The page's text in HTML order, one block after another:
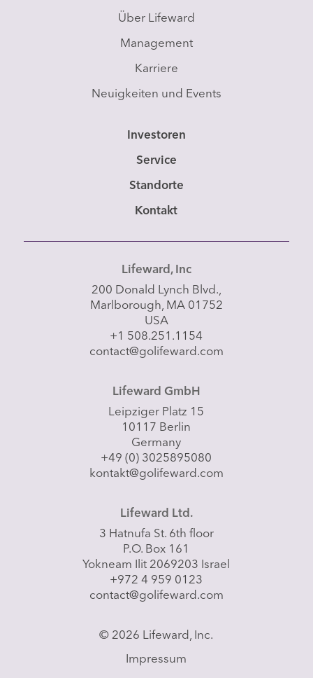
Über Lifeward
Management
Karriere
Neuigkeiten und Events
Investoren
Service
Standorte
Kontakt
Lifeward, Inc
200 Donald Lynch Blvd.,
Marlborough, MA 01752
USA
+1 508.251.1154
contact@golifeward.com
Lifeward GmbH
Leipziger Platz 15
10117 Berlin
Germany
+49 (0) 3025895080
kontakt@golifeward.com
Lifeward Ltd.
3 Hatnufa St. 6th floor
P.O. Box 161
Yokneam Ilit 2069203 Israel
+972 4 959 0123
contact@golifeward.com
© 2026 Lifeward, Inc.
Impressum